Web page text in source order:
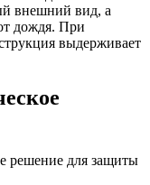
внешний вид, а
дождя. При
выдерживает
решение для защиты